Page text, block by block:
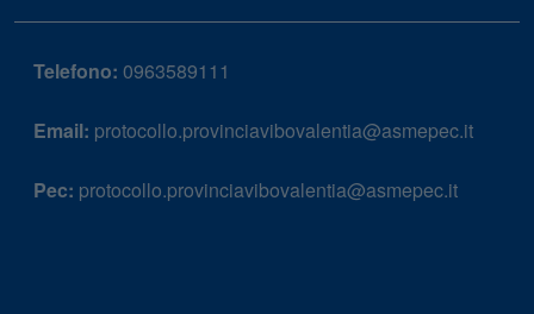
Telefono: 0963589111
Email: protocollo.provinciavibovalentia@asmepec.it
Pec: protocollo.provinciavibovalentia@asmepec.it